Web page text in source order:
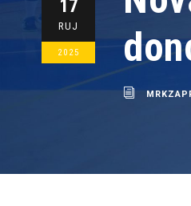
17
RUJ
2025